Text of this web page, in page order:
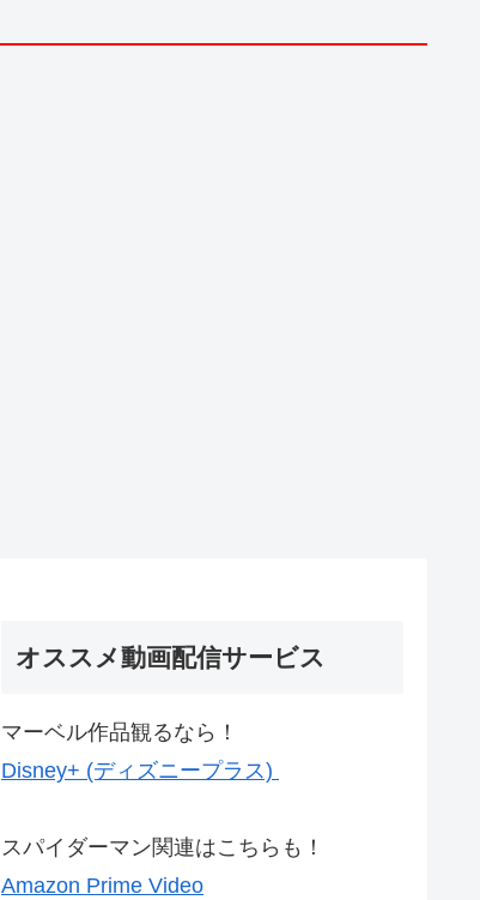
オススメ動画配信サービス
マーベル作品観るなら！
Disney+ (ディズニープラス)
スパイダーマン関連はこちらも！
Amazon Prime Video